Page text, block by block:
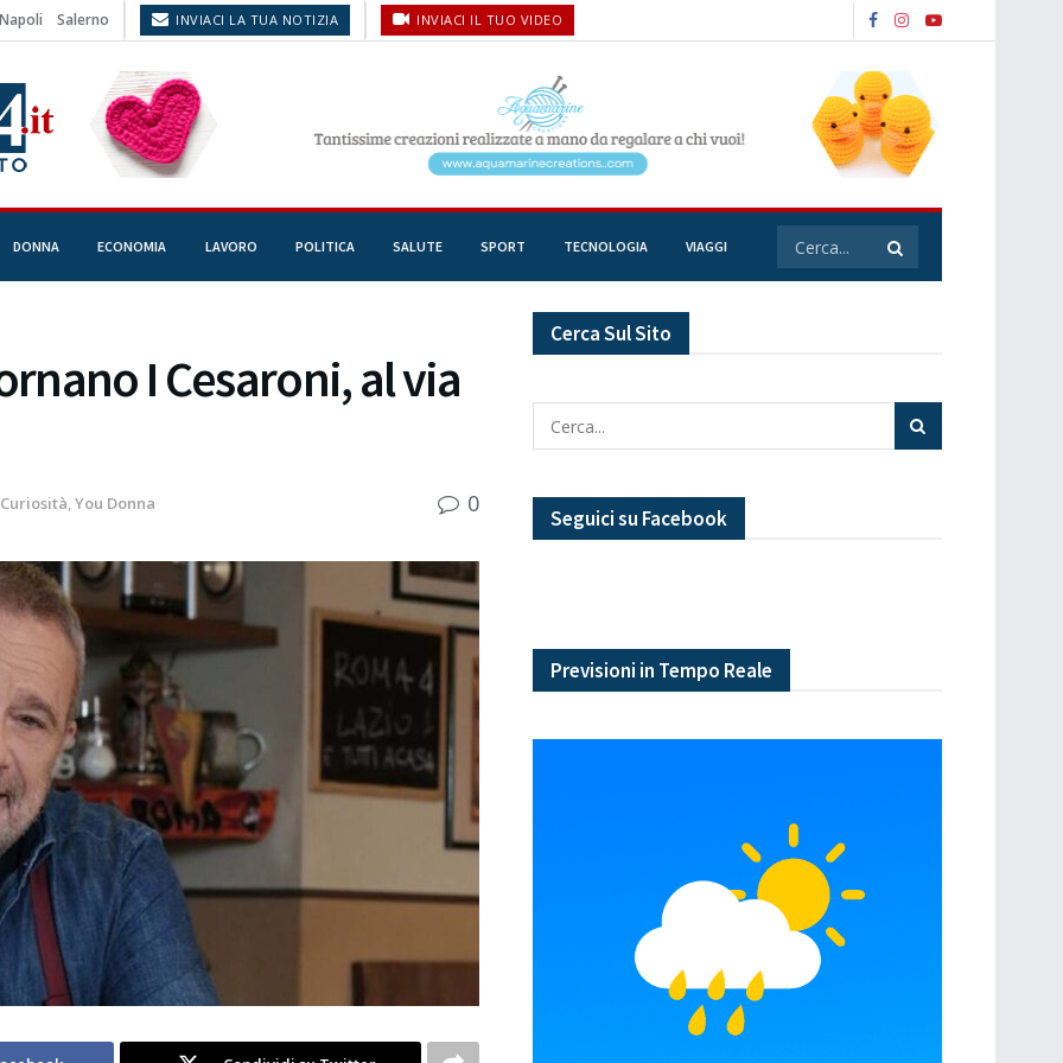
Napoli Salerno INVIACI LA TUA NOTIZIA INVIACI IL TUO VIDEO
DONNA ECONOMIA LAVORO POLITICA SALUTE SPORT TECNOLOGIA VIAGGI
I Cesaroni, al via
Curiosità,You Donna 0
Cerca Sul Sito
Seguici su Facebook
Previsioni in Tempo Reale